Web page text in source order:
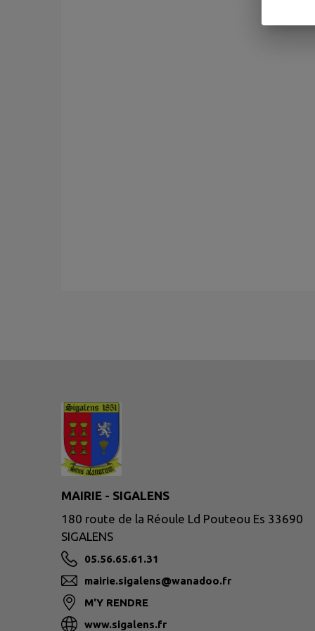
MAIRIE - SIGALENS
180 route de la Réoule Ld Pouteou Es 33690
SIGALENS
05.56.65.61.31
mairie.sigalens@wanadoo.fr
M'Y RENDRE
www.sigalens.fr